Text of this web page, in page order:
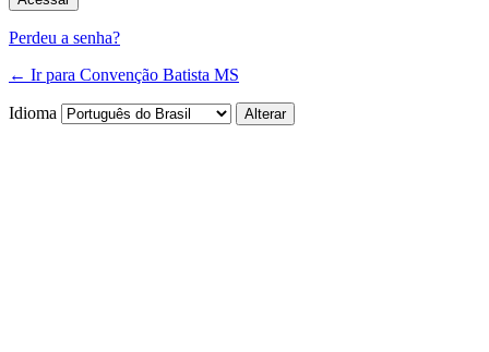
Perdeu a senha?
← Ir para Convenção Batista MS
Idioma